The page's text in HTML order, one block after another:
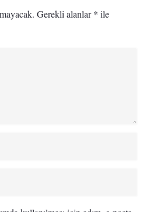
Gerekli alanlar* ile